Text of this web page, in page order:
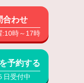
合わせ
:10時～17時
予約する
日受付中